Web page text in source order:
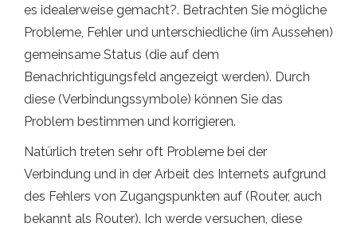
es idealerweise gemacht?. Betrachten Sie mögliche
Probleme, Fehler und unterschiedliche (im Aussehen)
gemeinsame Status (die auf dem
Benachrichtigungsfeld angezeigt werden). Durch
diese (Verbindungssymbole) können Sie das
Problem bestimmen und korrigieren.
Natürlich treten sehr oft Probleme bei der
Verbindung und in der Arbeit des Internets aufgrund
des Fehlers von Zugangspunkten auf (Router, auch
bekannt als Router). Ich werde versuchen, diese